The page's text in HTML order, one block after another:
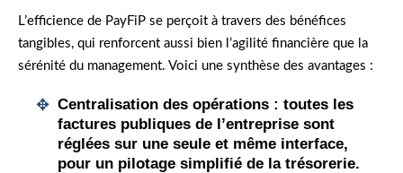
L’efficience de PayFiP se perçoit à travers des bénéfices
tangibles, qui renforcent aussi bien l’agilité financière que la
sérénité du management. Voici une synthèse des avantages :
Centralisation des opérations : toutes les
factures publiques de l’entreprise sont
réglées sur une seule et même interface,
pour un pilotage simplifié de la trésorerie.